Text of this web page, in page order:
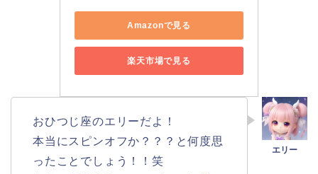
Amazonで見る
楽天市場で見る
おひつじ座のエリーだよ！
本当にスピンオフか？？？と何度思
ったことでしょう！！笑